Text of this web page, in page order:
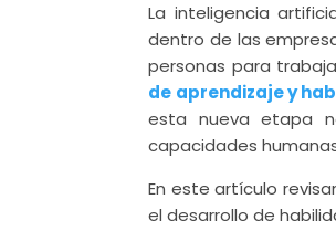
La inteligencia
dentro de las
personas para
de aprendizaje y
esta nueva etapa
capacidades
En este artículo
el desarrollo de